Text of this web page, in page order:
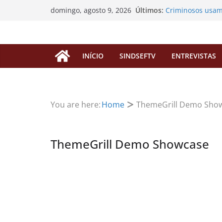
domingo, agosto 9, 2026 Últimos: Criminosos
EDITAL DE
SINDSEF/RO
Atualização
INÍCIO SINDSEFTV ENTREVISTAS
You are here:Home ThemeGrill Demo
ThemeGrill Demo Showcase